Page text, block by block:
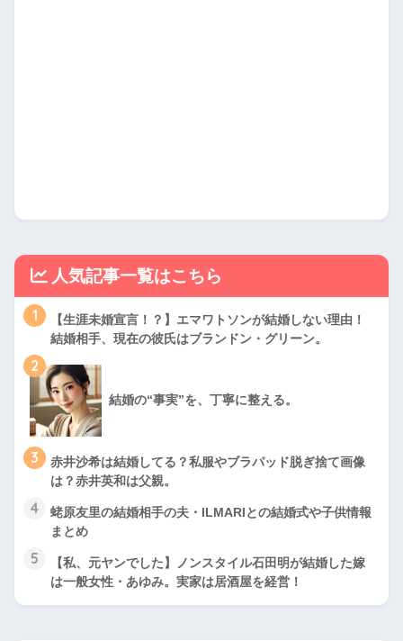
人気記事一覧はこちら
1
【生涯未婚宣言！？】エマワトソンが結婚しない理由！
結婚相手、現在の彼氏はブランドン・グリーン。
2
結婚の“事実”を、丁寧に整える。
3
赤井沙希は結婚してる？私服やブラパッド脱ぎ捨て画像
は？赤井英和は父親。
4
蛯原友里の結婚相手の夫・ILMARIとの結婚式や子供情報
まとめ
5
【私、元ヤンでした】ノンスタイル石田明が結婚した嫁
は一般女性・あゆみ。実家は居酒屋を経営！